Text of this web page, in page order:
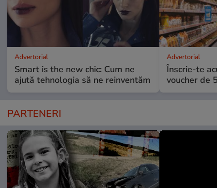
Advertorial
Smart is the new chic: Cum ne
ajută tehnologia să ne reinventăm
Advertorial
Înscrie-te
voucher de
PARTENERI